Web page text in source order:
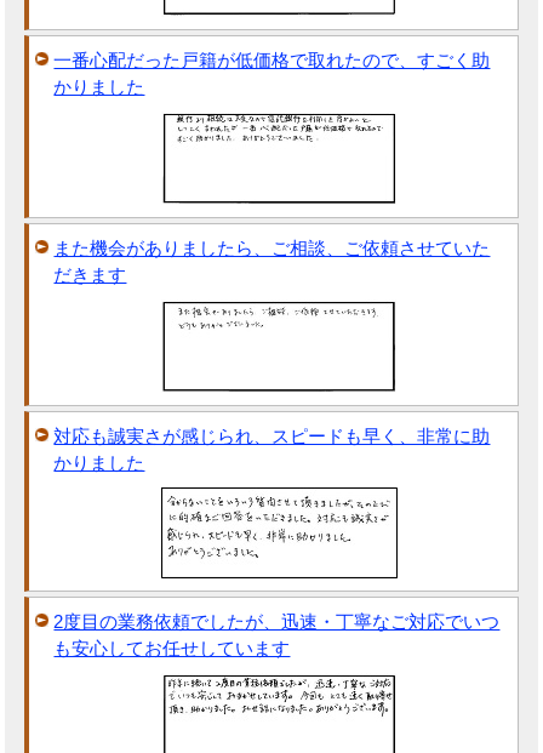
一番心配だった戸籍が低価格で取れたので、すごく助
かりました
また機会がありましたら、ご相談、ご依頼させていた
だきます
対応も誠実さが感じられ、スピードも早く、非常に助
かりました
2度目の業務依頼でしたが、迅速・丁寧なご対応でいつ
も安心してお任せしています